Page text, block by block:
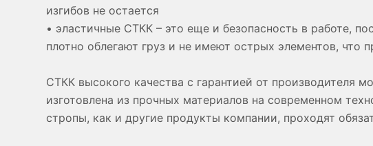
изгибов не остается
• эластичные СТКК – это еще и безопасность в работе,
плотно облегают груз и не имеют острых элементов, что
СТКК высокого качества с гарантией от производителя
изготовлена из прочных материалов на современном
стропы, как и другие продукты компании, проходят